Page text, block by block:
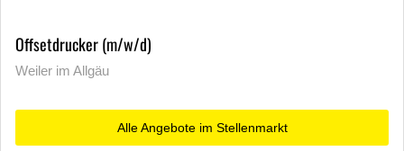
Offsetdrucker (m/w/d)
Weiler im Allgäu
Alle Angebote im Stellenmarkt